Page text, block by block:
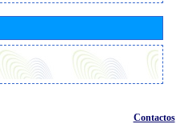
Contactos